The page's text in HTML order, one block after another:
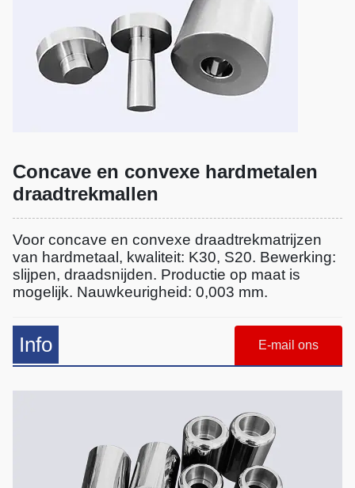
Concave en convexe hardmetalen
draadtrekmallen
Voor concave en convexe draadtrekmatrijzen
van hardmetaal, kwaliteit: K30, S20. Bewerking:
slijpen, draadsnijden. Productie op maat is
mogelijk. Nauwkeurigheid: 0,003 mm.
Info E-mail ons